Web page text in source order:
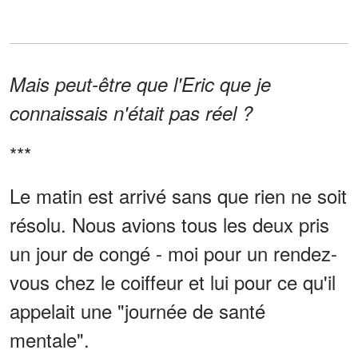
Mais peut-être que l'Eric que je
connaissais n'était pas réel ?
***
Le matin est arrivé sans que rien ne soit
résolu. Nous avions tous les deux pris
un jour de congé - moi pour un rendez-
vous chez le coiffeur et lui pour ce qu'il
appelait une "journée de santé
mentale".